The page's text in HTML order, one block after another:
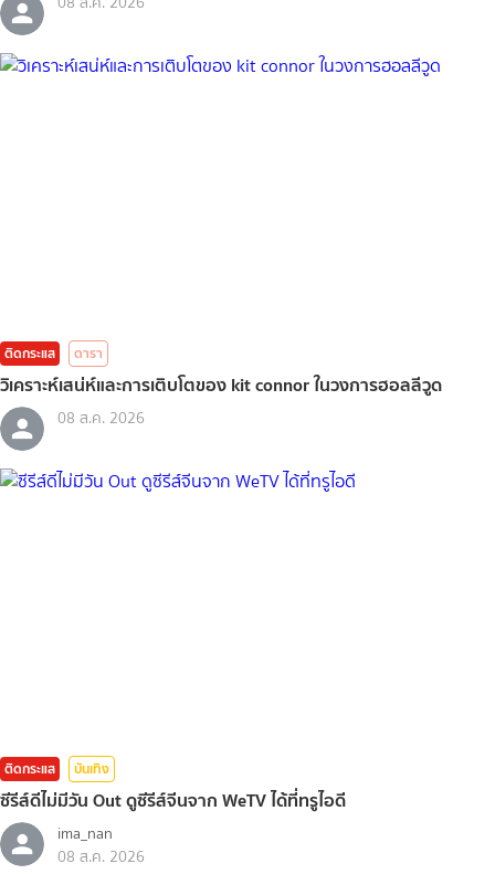
ติดกระแส ดารา
วิเคราะห์เสน่ห์และการเติบโตของ kit connor ในวงการฮอลลีวูด
08 ส.ค. 2026
ติดกระแส บันเทิง
ซีรีส์ดีไม่มีวัน Out ดูซีรีส์จีนจาก WeTV ได้ที่ทรูไอดี
ima_nan
08 ส.ค. 2026